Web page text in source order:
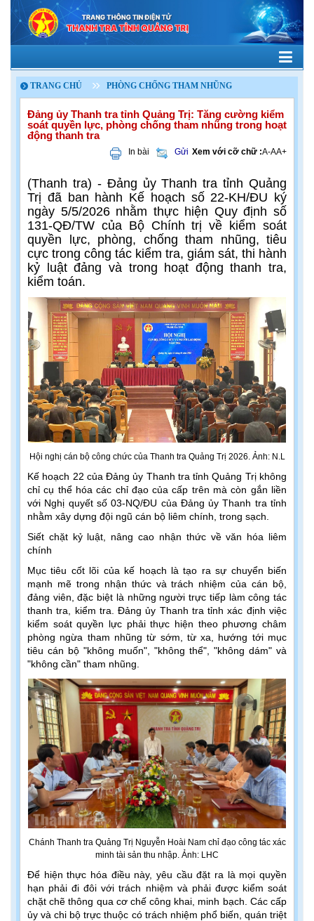
TRANG CHỦ PHÒNG CHỐNG THAM NHŨNG
Đảng ủy Thanh tra tỉnh Quảng Trị: Tăng cường kiểm
soát quyền lực, phòng chống tham nhũng trong hoạt
động thanh tra
In bài Gửi Xem với cỡ chữ :A-AA+
(Thanh tra) - Đảng ủy Thanh tra tỉnh Quảng
Trị đã ban hành Kế hoạch số 22-KH/ĐU ký
ngày 5/5/2026 nhằm thực hiện Quy định số
131-QĐ/TW của Bộ Chính trị về kiểm soát
quyền lực, phòng, chống tham nhũng, tiêu
cực trong công tác kiểm tra, giám sát, thi hành
kỷ luật đảng và trong hoạt động thanh tra,
kiểm toán.
Hội nghị cán bộ công chức của Thanh tra Quảng Trị 2026. Ảnh: N.L
Kế hoạch 22 của Đảng ủy Thanh tra tỉnh Quảng Trị không
chỉ cụ thể hóa các chỉ đạo của cấp trên mà còn gắn liền
với Nghị quyết số 03-NQ/ĐU của Đảng ủy Thanh tra tỉnh
nhằm xây dựng đội ngũ cán bộ liêm chính, trong sạch.
Siết chặt kỷ luật, nâng cao nhận thức về văn hóa liêm
chính
Mục tiêu cốt lõi của kế hoạch là tạo ra sự chuyển biến
mạnh mẽ trong nhận thức và trách nhiệm của cán bộ,
đảng viên, đặc biệt là những người trực tiếp làm công tác
thanh tra, kiểm tra. Đảng ủy Thanh tra tỉnh xác định việc
kiểm soát quyền lực phải thực hiện theo phương châm
phòng ngừa tham nhũng từ sớm, từ xa, hướng tới mục
tiêu cán bộ "không muốn", "không thể", "không dám" và
"không cần" tham nhũng.
Chánh Thanh tra Quảng Trị Nguyễn Hoài Nam chỉ đạo công tác xác
minh tài sản thu nhập. Ảnh: LHC
Để hiện thực hóa điều này, yêu cầu đặt ra là mọi quyền
hạn phải đi đôi với trách nhiệm và phải được kiểm soát
chặt chẽ thông qua cơ chế công khai, minh bạch. Các cấp
ủy và chi bộ trực thuộc có trách nhiệm phổ biến, quán triệt